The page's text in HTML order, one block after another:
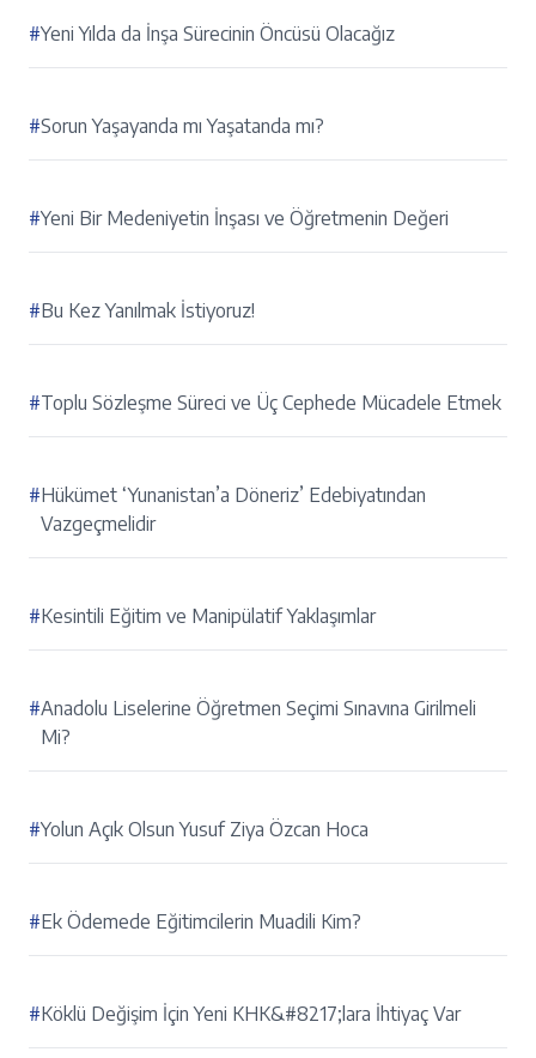
#Yeni Yılda da İnşa Sürecinin Öncüsü Olacağız
#Sorun Yaşayanda mı Yaşatanda mı?
#Yeni Bir Medeniyetin İnşası ve Öğretmenin Değeri
#Bu Kez Yanılmak İstiyoruz!
#Toplu Sözleşme Süreci ve Üç Cephede Mücadele Etmek
#Hükümet ‘Yunanistan’a Döneriz’ Edebiyatından
Vazgeçmelidir
#Kesintili Eğitim ve Manipülatif Yaklaşımlar
#Anadolu Liselerine Öğretmen Seçimi Sınavına Girilmeli
Mi?
#Yolun Açık Olsun Yusuf Ziya Özcan Hoca
#Ek Ödemede Eğitimcilerin Muadili Kim?
#Köklü Değişim İçin Yeni KHK&#8217;lara İhtiyaç Var